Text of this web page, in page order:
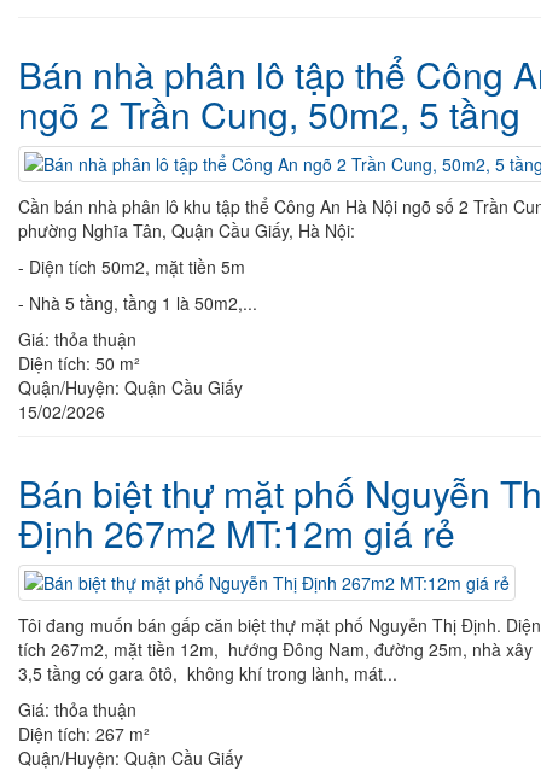
Bán nhà phân lô tập thể Công
ngõ 2 Trần Cung, 50m2, 5 tầng
Cần bán nhà phân lô khu tập thể Công An Hà Nội ngõ số 2 Trần
phường Nghĩa Tân, Quận Cầu Giấy, Hà Nội:
- Diện tích 50m2, mặt tiền 5m
- Nhà 5 tầng, tầng 1 là 50m2,...
Giá: thỏa thuận
Diện tích: 50 m²
Quận/Huyện: Quận Cầu Giấy
15/02/2026
Bán biệt thự mặt phố Nguyễn
Định 267m2 MT:12m giá rẻ
Tôi đang muốn bán gấp căn biệt thự mặt phố Nguyễn Thị Định. Diện
tích 267m2, mặt tiền 12m, hướng Đông Nam, đường 25m, nhà xây
3,5 tầng có gara ôtô, không khí trong lành, mát...
Giá: thỏa thuận
Diện tích: 267 m²
Quận/Huyện: Quận Cầu Giấy